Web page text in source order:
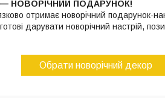
— НОВОРІЧНИЙ ПОДАРУНОК!
отримає новорічний подарунок-
дарувати новорічний настрій,
Обрати новорічний декор